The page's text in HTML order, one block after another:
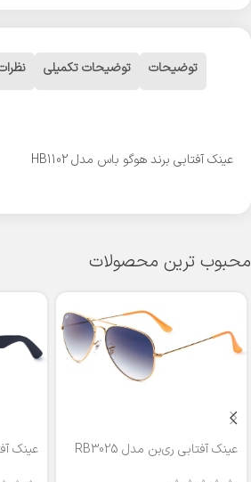
توضیحات توضیحات تکمیلی
عینک آفتابی برند هوگو باس مدل HB1102
محبوب ترین محصولات
عینک آفتابی ری‌بن مدل RB3025